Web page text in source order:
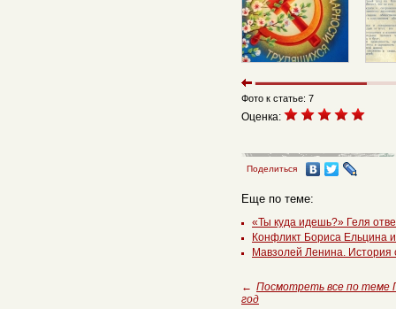
Фото к статье: 7
Оценка:
Поделиться
Еще по теме:
«Ты куда идешь?» Геля
Конфликт Бориса Ельцина
Мавзолей Ленина. История
← Посмотреть все по теме
год